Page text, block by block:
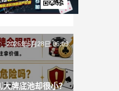
大牌底池却很小？
2026年6月28日 06:09